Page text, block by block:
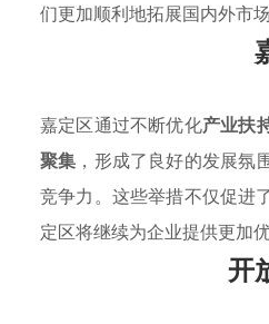
们更加顺利地拓展国内外市场
嘉定区通过不断优化产业扶
聚集 ，形成了良好的发展
竞争力。这些举措不仅促进
定区将继续为企业提供更加
开